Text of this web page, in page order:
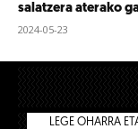
salatzera aterako
2024-05-23
LEGE OHARRA